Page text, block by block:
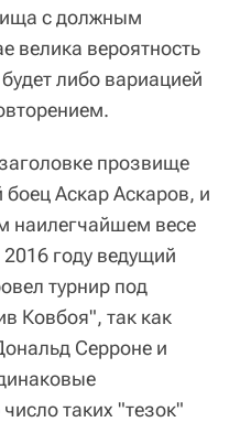
с должным
велика вероятность
либо вариацией
прозвище
Аскар Аскаров, и
наилегчайшем весе
году ведущий
турнир под
Ковбоя", так как
Серроне и
таких "тезок"